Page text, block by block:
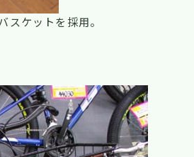
スケットを採用。